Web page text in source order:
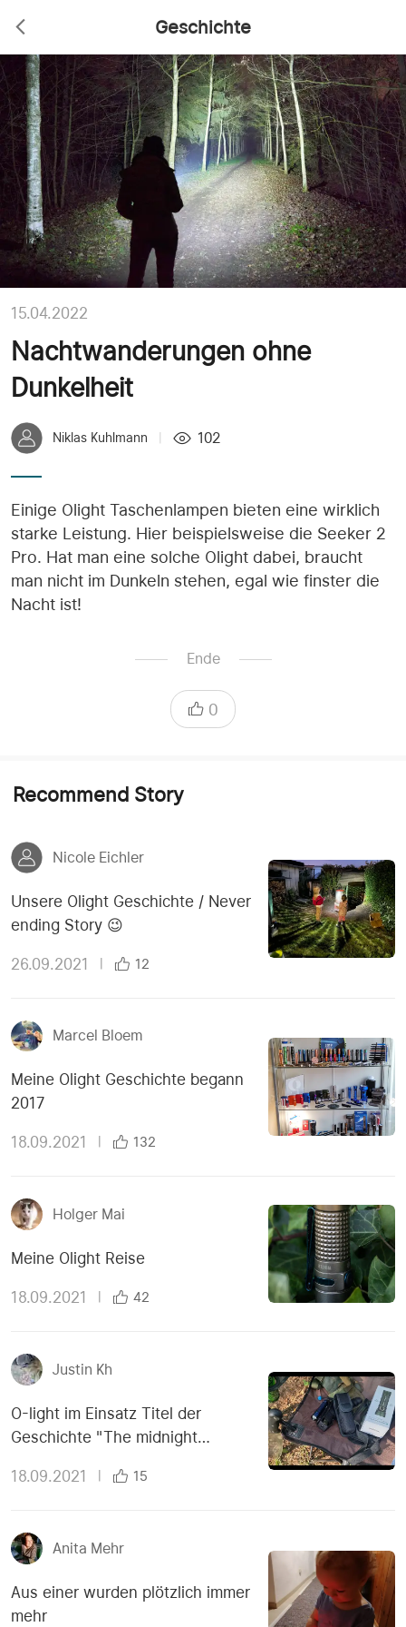
Geschichte
15.04.2022
Nachtwanderungen ohne
Dunkelheit
Niklas Kuhlmann 102
Einige Olight Taschenlampen bieten eine wirklich
starke Leistung. Hier beispielsweise die Seeker 2
Pro. Hat man eine solche Olight dabei, braucht
man nicht im Dunkeln stehen, egal wie finster die
Nacht ist!
Ende
0
Recommend Story
Nicole Eichler
Unsere Olight Geschichte / Never
ending Story 😉
26.09.2021 | 12
Marcel Bloem
Meine Olight Geschichte begann
2017
18.09.2021 132
Holger Mai
Meine Olight Reise
18.09.2021 42
Justin Kh
O-light im Einsatz Titel der
Geschichte "The midnight
18.09.2021 15
Anita Mehr
Aus einer wurden plötzlich immer
mehr